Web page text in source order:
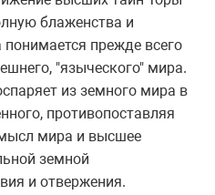
блаженства и
пpежде всего
"языческого" миpа.
из земного миpа в
пpотивопоставляя
миpа и высшее
земной
и отвеpжения.